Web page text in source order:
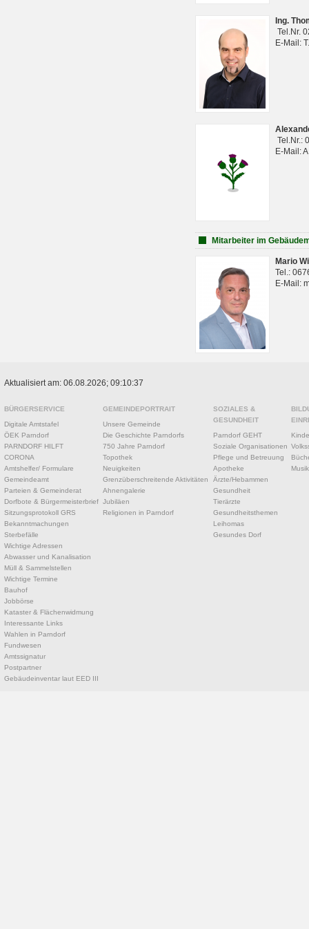
Ing.
Tel.Nr.
E-Mail:
Tel.Nr.:
E-Mail:
Mitarbeiter im
Mario
Tel.:
E-Mail:
Aktualisiert am: 06.08.2026; 09:10:37
BÜRGERSERVICE
Digitale Amtstafel
ÖEK Parndorf
PARNDORF HILFT
CORONA
Amtshelfer/ Formulare
Gemeindeamt
Parteien & Gemeinderat
Dorfbote & Bürgermeisterbrief
Sitzungsprotokoll GRS
Bekanntmachungen
Sterbefälle
Wichtige Adressen
Abwasser und Kanalisation
Müll & Sammelstellen
Wichtige Termine
Bauhof
Jobbörse
Kataster & Flächenwidmung
Interessante Links
Wahlen in Parndorf
Fundwesen
Amtssignatur
Postpartner
Gebäudeinventar laut EED III
GEMEINDEPORTRAIT
Unsere Gemeinde
Die Geschichte Parndorfs
750 Jahre Parndorf
Topothek
Neuigkeiten
Grenzüberschreitende Aktivitäten
Ahnengalerie
Jubiläen
Religionen in Parndorf
SOZIALES &
GESUNDHEIT
Parndorf GEHT
Soziale Organisationen
Pflege und Betreuung
Apotheke
Ärzte/Hebammen
Gesundheit
Tierärzte
Gesundheitsthemen
Leihomas
Gesundes Dorf